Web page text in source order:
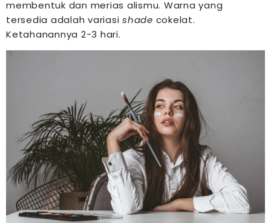
membentuk dan merias alismu. Warna yang
tersedia adalah variasi shade cokelat.
Ketahanannya 2-3 hari.